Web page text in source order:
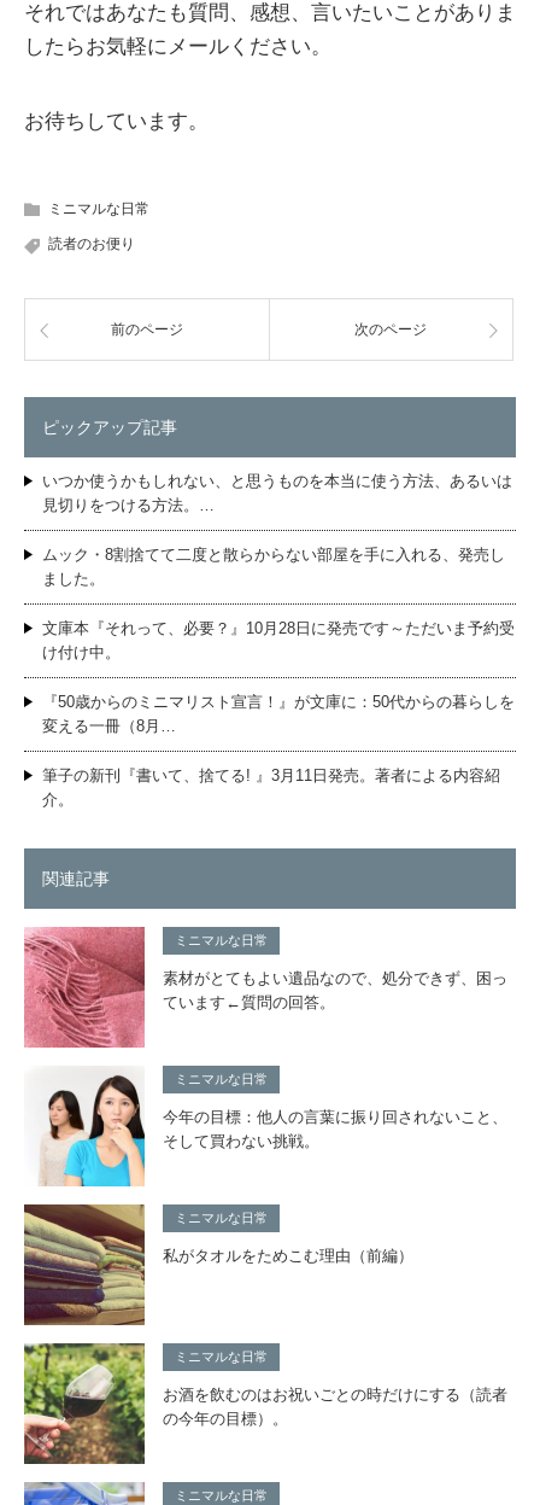
それではあなたも質問、感想、言いたいことがありま
したらお気軽にメールください。
お待ちしています。
ミニマルな日常
読者のお便り
前のページ 次のページ
ピックアップ記事
いつか使うかもしれない、と思うものを本当に使う方法、あるいは
見切りをつける方法。…
ムック・8割捨てて二度と散らからない部屋を手に入れる、発売し
ました。
文庫本『それって、必要？』10月28日に発売です～ただいま予約受
け付け中。
『50歳からのミニマリスト宣言！』が文庫に：50代からの暮らしを
変える一冊（8月…
筆子の新刊『書いて、捨てる! 』3月11日発売。著者による内容紹
介。
関連記事
ミニマルな日常
素材がとてもよい遺品なので、処分できず、困っ
ています←質問の回答。
ミニマルな日常
今年の目標：他人の言葉に振り回されないこと、
そして買わない挑戦。
ミニマルな日常
私がタオルをためこむ理由（前編）
ミニマルな日常
お酒を飲むのはお祝いごとの時だけにする（読者
の今年の目標）。
ミニマルな日常